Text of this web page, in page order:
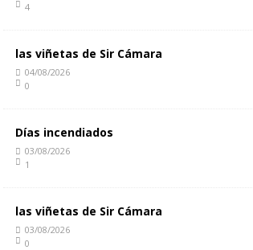
4
las viñetas de Sir Cámara
04/08/2026
0
Días incendiados
03/08/2026
1
las viñetas de Sir Cámara
03/08/2026
0